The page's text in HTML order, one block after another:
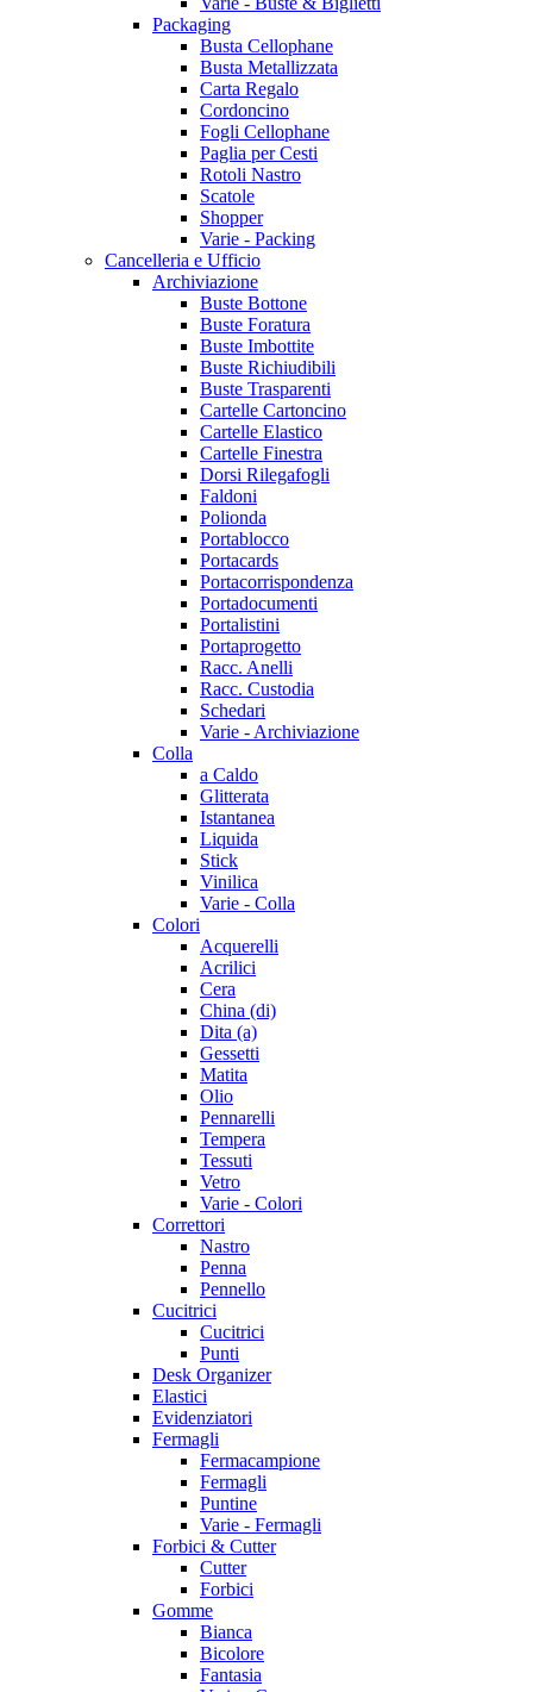
Packaging
Busta Cellophane
Busta Metallizzata
Carta Regalo
Cordoncino
Fogli Cellophane
Paglia per Cesti
Rotoli Nastro
Scatole
Shopper
Varie - Packing
Cancelleria e Ufficio
Archiviazione
Buste Bottone
Buste Foratura
Buste Imbottite
Buste Richiudibili
Buste Trasparenti
Cartelle Cartoncino
Cartelle Elastico
Cartelle Finestra
Dorsi Rilegafogli
Faldoni
Polionda
Portablocco
Portacards
Portacorrispondenza
Portadocumenti
Portalistini
Portaprogetto
Racc. Anelli
Racc. Custodia
Schedari
Varie - Archiviazione
Colla
a Caldo
Glitterata
Istantanea
Liquida
Stick
Vinilica
Varie - Colla
Colori
Acquerelli
Acrilici
Cera
China (di)
Dita (a)
Gessetti
Matita
Olio
Pennarelli
Tempera
Tessuti
Vetro
Varie - Colori
Correttori
Nastro
Penna
Pennello
Cucitrici
Cucitrici
Punti
Desk Organizer
Elastici
Evidenziatori
Fermagli
Fermacampione
Fermagli
Puntine
Varie - Fermagli
Forbici & Cutter
Cutter
Forbici
Gomme
Bianca
Bicolore
Fantasia